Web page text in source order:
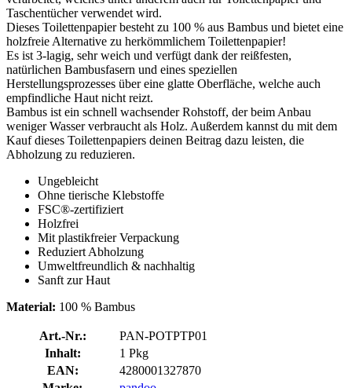
Taschentücher verwendet wird.
Dieses Toilettenpapier besteht zu 100 % aus Bambus und bietet eine
holzfreie Alternative zu herkömmlichem Toilettenpapier!
Es ist 3-lagig, sehr weich und verfügt dank der reißfesten,
natürlichen Bambusfasern und eines speziellen
Herstellungsprozesses über eine glatte Oberfläche, welche auch
empfindliche Haut nicht reizt.
Bambus ist ein schnell wachsender Rohstoff, der beim Anbau
weniger Wasser verbraucht als Holz. Außerdem kannst du mit dem
Kauf dieses Toilettenpapiers deinen Beitrag dazu leisten, die
Abholzung zu reduzieren.
Ungebleicht
Ohne tierische Klebstoffe
FSC®-zertifiziert
Holzfrei
Mit plastikfreier Verpackung
Reduziert Abholzung
Umweltfreundlich & nachhaltig
Sanft zur Haut
Material: 100 % Bambus
Art.-Nr.:
PAN-POTPTP01
Inhalt:
1 Pkg
EAN:
4280001327870